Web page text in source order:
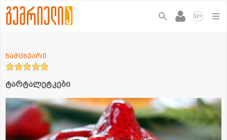
12+
ტარტალეტკები
ნამცხვარი